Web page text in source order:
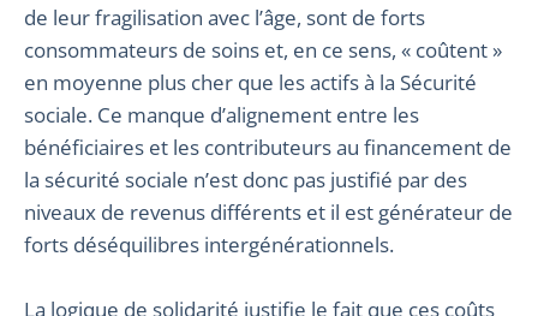
de leur fragilisation avec l’âge, sont de forts
consommateurs de soins et, en ce sens, « coûtent »
en moyenne plus cher que les actifs à la Sécurité
sociale. Ce manque d’alignement entre les
bénéficiaires et les contributeurs au financement de
la sécurité sociale n’est donc pas justifié par des
niveaux de revenus différents et il est générateur de
forts déséquilibres intergénérationnels.
La logique de solidarité justifie le fait que ces coûts